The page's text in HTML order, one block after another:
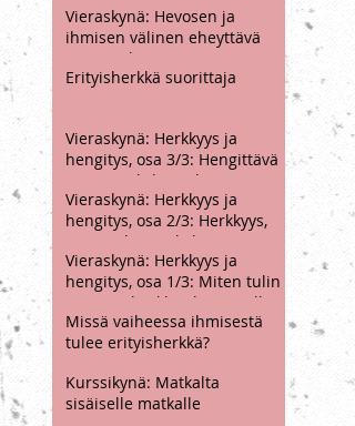
Kumpi määrittää sinua
enemmän, henkilökohtaiset
projektit vai
persoonallisuuden piirteet?
Vieraskynä: Hevosen ja
vuorovaikutus
Erityisherkkä suorittaja
Vieraskynä: Herkkyys ja
hengitys, osa 3/3: Hengittävä
terapiasuhde rauhoittavana
perustana
Vieraskynä: Herkkyys ja
hengitys, osa 2/3: Herkkyys,
tunne-elämän kehitys ja
hengitys
Vieraskynä: Herkkyys ja
hengitys, osa 1/3: Miten tulin
työssäni herkkyyden äärelle?
Missä vaiheessa ihmisestä
tulee erityisherkkä?